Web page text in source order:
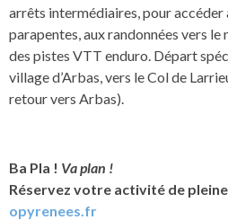
arrêts intermédiaires, pour accéder
parapentes, aux randonnées vers le
des pistes VTT enduro. Départ
village d’Arbas, vers le Col de
retour vers Arbas).
Ba Pla ! Va plan !
Réservez votre activité de
opyrenees.fr